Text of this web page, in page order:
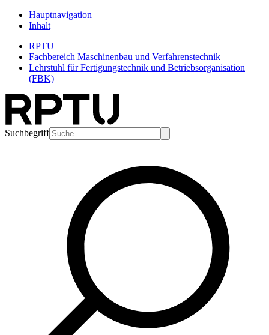
Hauptnavigation
Inhalt
RPTU
Fachbereich Maschinenbau und Verfahrenstechnik
Lehrstuhl für Fertigungstechnik und Betriebsorganisation
(FBK)
Suchbegriff